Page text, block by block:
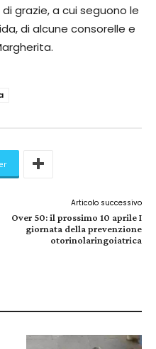
grazie, a cui seguono le
di alcune consorelle e
Articolo successivo
Over 50: il prossimo 10 aprile I
giornata della prevenzione
otorinolaringoiatrica